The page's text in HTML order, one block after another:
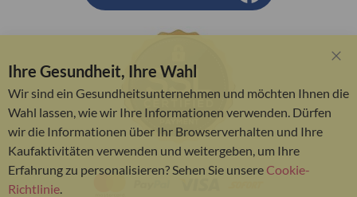
Bar
Ihre Gesundheit, Ihre Wahl
Wir sind ein Gesundheitsunternehmen und möchten Ihnen die
Wahl lassen, wie wir Ihre Informationen verwenden. Dürfen
wir die Informationen über Ihr Browserverhalten und Ihre
Kaufaktivitäten verwenden und weitergeben, um Ihre
Erfahrung zu personalisieren? Sehen Sie unsereCookie-
Richtlinie.